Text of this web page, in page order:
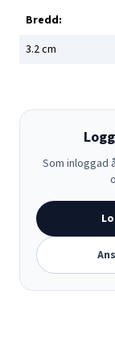
Bredd:
3.2cm
Som inloggad